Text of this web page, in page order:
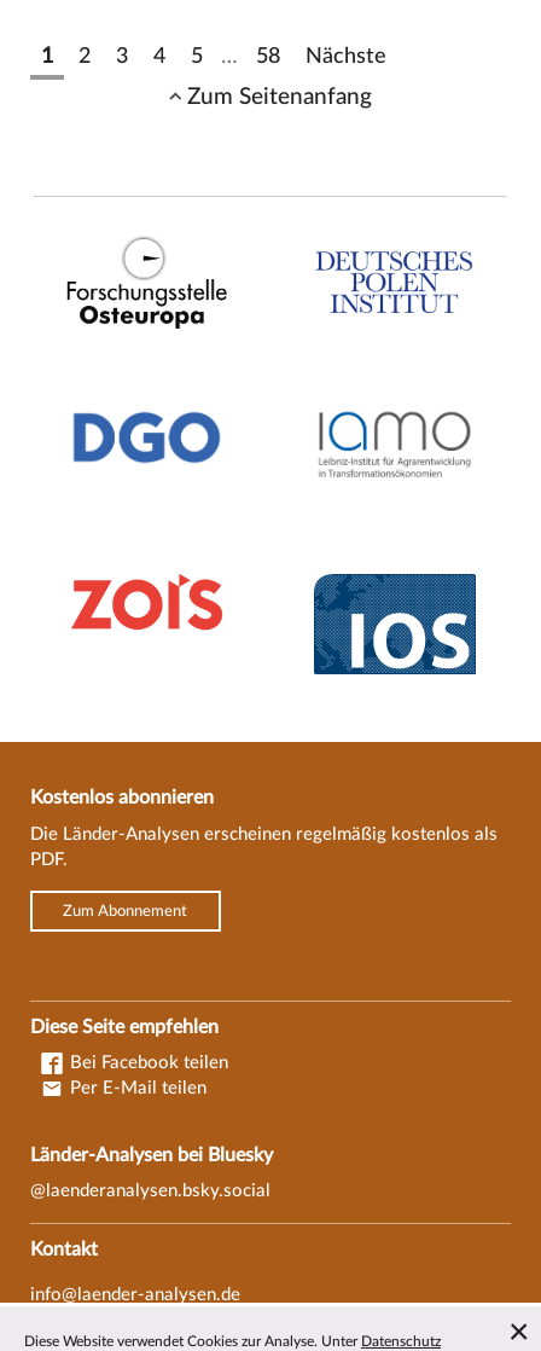
1 2 3 4 5 … 58 Nächste
Zum Seitenanfang
Kostenlos abonnieren
Die Länder-Analysen erscheinen regelmäßig kostenlos als
PDF.
Zum Abonnement
Diese Seite empfehlen
Bei Facebook teilen
Per E-Mail teilen
Länder-Analysen bei Bluesky
@laenderanalysen.bsky.social
Kontakt
info@laender-analysen.de
Diese Website verwendet Cookies zur Analyse. Unter Datenschutz